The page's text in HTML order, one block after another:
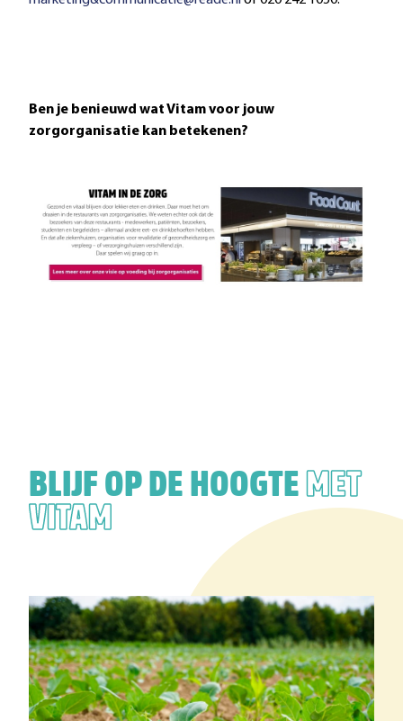
Ben je benieuwd wat Vitam voor jouw
zorgorganisatie kan betekenen?
BLIJF OP DE HOOGTEMET
VITAM